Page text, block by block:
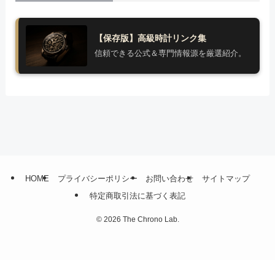
【保存版】高級時計リンク集
信頼できる公式＆専門情報源を厳選紹介。
HOME プライバシーポリシー お問い合わせ
サイトマップ
特定商取引法に基づく表記
©2026 The Chrono Lab.